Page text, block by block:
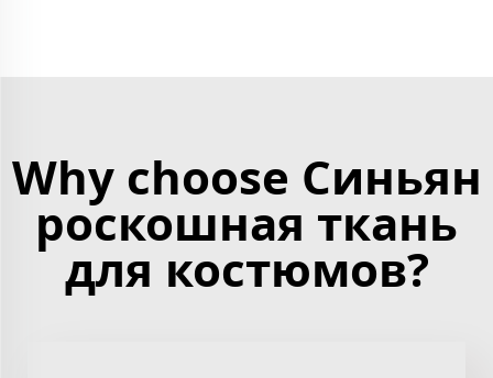
Why choose Синьян
роскошная ткань
для костюмов?